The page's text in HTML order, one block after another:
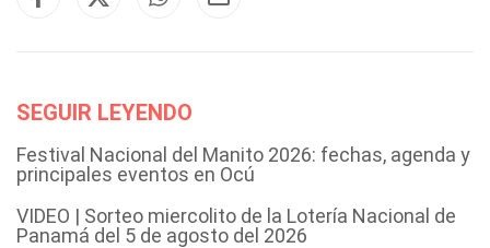
SEGUIR LEYENDO
Festival Nacional del Manito 2026: fechas, agenda y
principales eventos en Ocú
VIDEO | Sorteo miercolito de la Lotería Nacional de
Panamá del 5 de agosto del 2026